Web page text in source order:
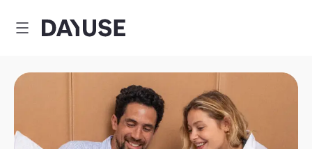
Dayuse